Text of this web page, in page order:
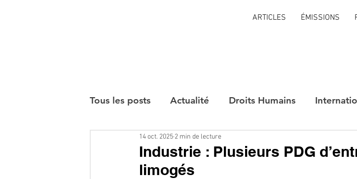
ARTICLES ÉMISSIONS
Tous les posts Actualité Droits Humains
Interviews
Industrie : Plusieurs PDG
limogés
14 oct. 2025 2 min de lecture